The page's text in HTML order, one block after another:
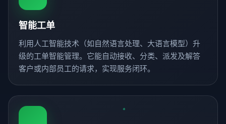
智能工单
利用人工智能技术（如自然语言处理、大语言模型）升
级的工单智能管理。它能自动接收、分类、派发及解答
客户或内部员工的请求，实现服务闭环。